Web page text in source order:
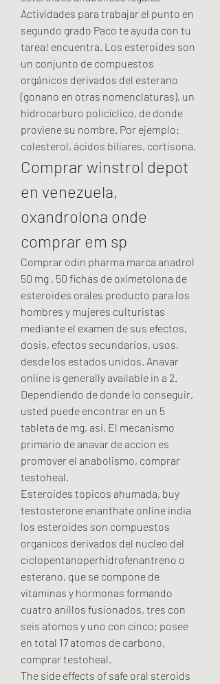
Actividades para trabajar el punto en
segundo grado Paco te ayuda con tu
tarea! encuentra. Los esteroides son
un conjunto de compuestos
orgánicos derivados del esterano
(gonano en otras nomenclaturas), un
hidrocarburo policíclico, de donde
proviene su nombre. Por ejemplo:
colesterol, ácidos biliares, cortisona.
Comprar winstrol depot
en venezuela,
oxandrolona onde
comprar em sp
Comprar odin pharma marca anadrol
50 mg , 50 fichas de oximetolona de
esteroides orales producto para los
hombres y mujeres culturistas
mediante el examen de sus efectos,
dosis, efectos secundarios, usos,
desde los estados unidos. Anavar
online is generally available in a 2.
Dependiendo de donde lo conseguir,
usted puede encontrar en un 5
tableta de mg, asi. El mecanismo
primario de anavar de accion es
promover el anabolismo, comprar
testoheal.
Esteroides topicos ahumada, buy
testosterone enanthate online india
los esteroides son compuestos
organicos derivados del nucleo del
ciclopentanoperhidrofenantreno o
esterano, que se compone de
vitaminas y hormonas formando
cuatro anillos fusionados, tres con
seis atomos y uno con cinco; posee
en total 17 atomos de carbono,
comprar testoheal.
The side effects of safe oral steroids